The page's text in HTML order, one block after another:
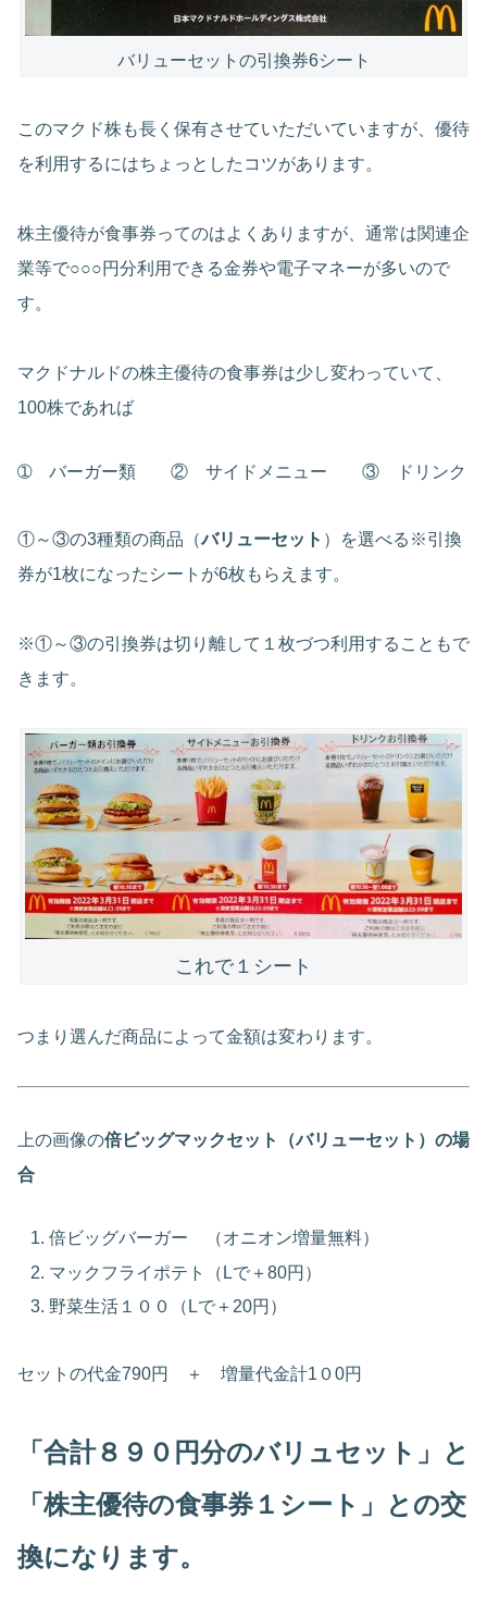
バリューセットの引換券6シート
このマクド株も長く保有させていただいていますが、優待
を利用するにはちょっとしたコツがあります。
株主優待が食事券ってのはよくありますが、通常は関連企
業等で○○○円分利用できる金券や電子マネーが多いので
す。
マクドナルドの株主優待の食事券は少し変わっていて、
100株であれば
➀ バーガー類 ② サイドメニュー ③ ドリンク
①～③の3種類の商品（バリューセット ）を選べる※引換
券が1枚になったシートが6枚もらえます。
※①～③の引換券は切り離して１枚づつ利用することもで
きます。
これで１シート
つまり選んだ商品によって金額は変わります。
上の画像の倍ビッグマックセット（バリューセット）の場
合
倍ビッグバーガー （オニオン増量無料）
マックフライポテト（Lで＋80円）
野菜生活１００（Lで＋20円）
セットの代金790円 ＋ 増量代金計1０0円
「合計８９ ０ 円分のバリュセット」と
「株主優待の食事券１シート」との交
換になります。